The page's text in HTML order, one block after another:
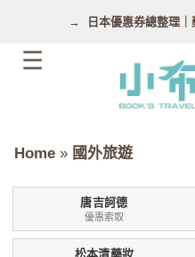
日本優惠券總整理
Home » 國外旅遊
唐吉訶德
優惠索取
松本清藥妝